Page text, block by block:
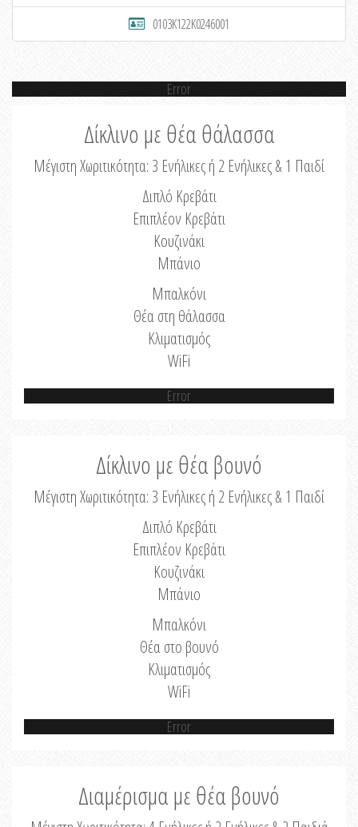
0103K122K0246001
Error
Δίκλινο με θέα θάλασσα
Μέγιστη Χωριτικότητα: 3 Ενήλικες ή 2 Ενήλικες & 1 Παιδί
Διπλό Κρεβάτι
Επιπλέον Κρεβάτι
Κουζινάκι
Μπάνιο
Μπαλκόνι
Θέα στη θάλασσα
Κλιματισμός
WiFi
Error
Δίκλινο με θέα βουνό
Μέγιστη Χωριτικότητα: 3 Ενήλικες ή 2 Ενήλικες & 1 Παιδί
Διπλό Κρεβάτι
Επιπλέον Κρεβάτι
Κουζινάκι
Μπάνιο
Μπαλκόνι
Θέα στο βουνό
Κλιματισμός
WiFi
Error
Διαμέρισμα με θέα βουνό